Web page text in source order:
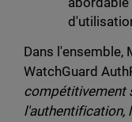
Dans l'ensemble,
WatchGuard
compétitivement
l'authentification,